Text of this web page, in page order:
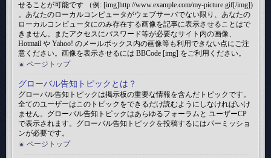
せることが可能です （例: [img]http://www.example.com/my-picture.gif[/img])
。あなたのローカルコンピュータがウェブサーバでない限り、あなたの
ローカルコンピュータにのみ存在する画像を記事に表示させることはで
きません。またアクセスにパスワード等が必要なサイト内の画像、
Hotmail や Yahoo! のメールボックス内の画像等も利用できない点にご注
意ください。画像を表示させるには BBCode [img] をご利用ください。
ページトップ
グローバル告知トピックとは？
グローバル告知トピックは掲示板の重要な情報を含んだトピックです。
全てのユーザーはこのトピックをできるだけ読むようにしなければいけ
ません。グローバル告知トピックはあらゆるフォーラムと ユーザーCP
で表示されます。グローバル告知トピックを投稿するにはパーミッショ
ンが必要です。
ページトップ